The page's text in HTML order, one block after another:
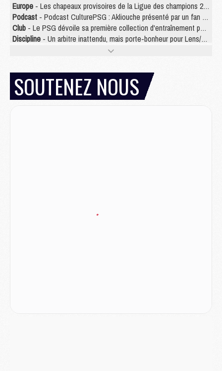
Europe - Les chapeaux provisoires de la Ligue des champions 2026/27
Podcast - Podcast CulturePSG : Akliouche présenté par un fan de Monaco
Club - Le PSG dévoile sa première collection d'entraînement pour 2026/2027
Discipline - Un arbitre inattendu, mais porte-bonheur pour Lens/PSG
- Majorque/PSG, sur quelle chaine et à quelle heure regarder le match ?
Mercato- Le tableau mercato du PSG (été 2026)
Mercato- L'Ajax refuse la première offre du PSG pour Godts
Mercato- Le PSG veut accélérer, Ferran Torres temporise
- Gros coup dur pour Aston Villa avant de croiser le PSG
SOUTENEZ NOUS